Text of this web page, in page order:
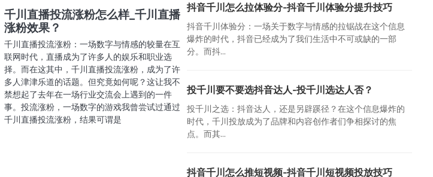
千川直播投流涨粉怎么样_千川直播
涨粉效果？
千川直播投流涨粉：一场数字与情感的较量在互
联网时代，直播成为了许多人的娱乐和职业选
择。而在这其中，千川直播投流涨粉，成为了许
多人津津乐道的话题。但究竟如何呢？这让我不
禁想起了去年在一场行业交流会上遇到的一件
事。投流涨粉，一场数字的游戏我曾尝试过通过
千川直播投流涨粉，结果可谓是
抖音千川怎么拉体验分-抖音千川体验分提升技巧
抖音千川体验分：一场关于数字与情感的拉锯战在这个信息
爆炸的时代，抖音已经成为了我们生活中不可或缺的一部
分。而抖...
投千川要不要选抖音达人-投千川选达人否？
投千川之选：抖音达人，还是另辟蹊径？在这个信息爆炸的
时代，千川投放成为了品牌和内容创作者们争相探讨的焦
点。而其...
抖音千川怎么推短视频-抖音千川短视频投放技巧